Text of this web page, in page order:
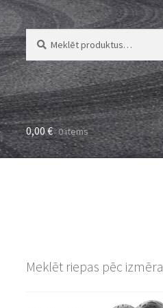
Meklēt:
Meklēt
0,00€ 0 items
Meklēt riepas pēc izmēra